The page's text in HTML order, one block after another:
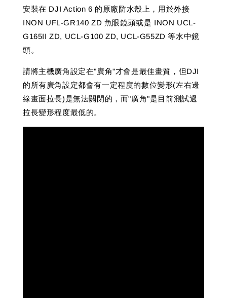
安裝在 DJI Action 6 的原廠防水殼上，用於外接
INON UFL-GR140 ZD 魚眼鏡頭或是 INON UCL-
G165II ZD, UCL-G100 ZD, UCL-G55ZD 等水中鏡
頭。
請將主機廣角設定在"廣角"才會是最佳畫質，但DJI
的所有廣角設定都會有一定程度的數位變形(左右邊
緣畫面拉長)是無法關閉的，而"廣角"是目前測試過
拉長變形程度最低的。